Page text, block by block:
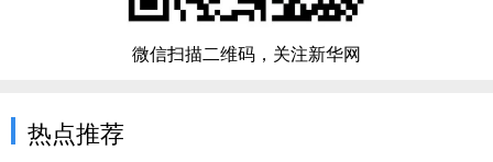
微信扫描二维码，关注新华网
热点推荐